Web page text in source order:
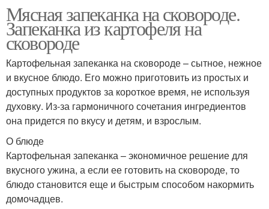
Мясная запеканка на сковороде.
Запеканка из картофеля на
сковороде
Картофельная запеканка на сковороде – сытное, нежное
и вкусное блюдо. Его можно приготовить из простых и
доступных продуктов за короткое время, не используя
духовку. Из-за гармоничного сочетания ингредиентов
она придется по вкусу и детям, и взрослым.
О блюде
Картофельная запеканка – экономичное решение для
вкусного ужина, а если ее готовить на сковороде, то
блюдо становится еще и быстрым способом накормить
домочадцев.